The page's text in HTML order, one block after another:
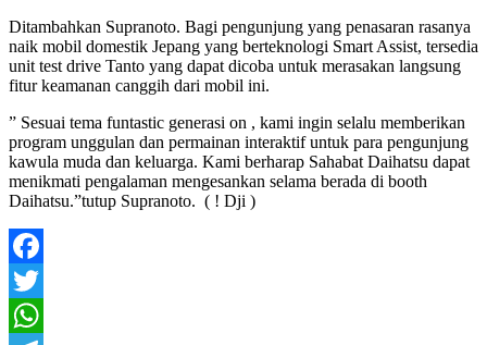
Ditambahkan Supranoto. Bagi pengunjung yang penasaran rasanya
naik mobil domestik Jepang yang berteknologi Smart Assist, tersedia
unit test drive Tanto yang dapat dicoba untuk merasakan langsung
fitur keamanan canggih dari mobil ini.
” Sesuai tema funtastic generasi on , kami ingin selalu memberikan
program unggulan dan permainan interaktif untuk para pengunjung
kawula muda dan keluarga. Kami berharap Sahabat Daihatsu dapat
menikmati pengalaman mengesankan selama berada di booth
Daihatsu.”tutup Supranoto. ( ! Dji )
Facebook
Twitter